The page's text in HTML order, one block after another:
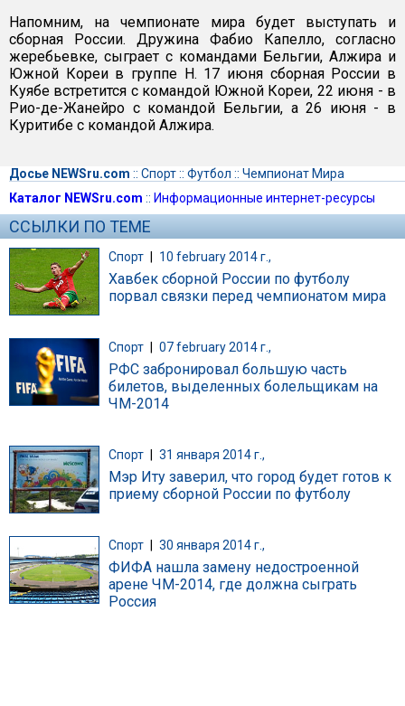
Напомним, на чемпионате мира будет выступать и
сборная России. Дружина Фабио Капелло, согласно
жеребьевке, сыграет с командами Бельгии, Алжира и
Южной Кореи в группе Н. 17 июня сборная России в
Куябе встретится с командой Южной Кореи, 22 июня - в
Рио-де-Жанейро с командой Бельгии, а 26 июня - в
Куритибе с командой Алжира.
Досье NEWSru.com :: Спорт:: Футбол :: Чемпионат Мира
Каталог NEWSru.com :: Информационные интернет-ресурсы
ССЫЛКИ ПО ТЕМЕ
Спорт | 10 february 2014 г.,
Хавбек сборной России по футболу
порвал связки перед чемпионатом мира
Спорт 07 february 2014 г.,
РФС забронировал большую часть
билетов, выделенных болельщикам на
ЧМ-2014
Спорт 31 января 2014 г.,
Мэр Иту заверил, что город будет готов к
приему сборной России по футболу
Спорт 30 января 2014 г.,
ФИФА нашла замену недостроенной
арене ЧМ-2014, где должна сыграть
Россия